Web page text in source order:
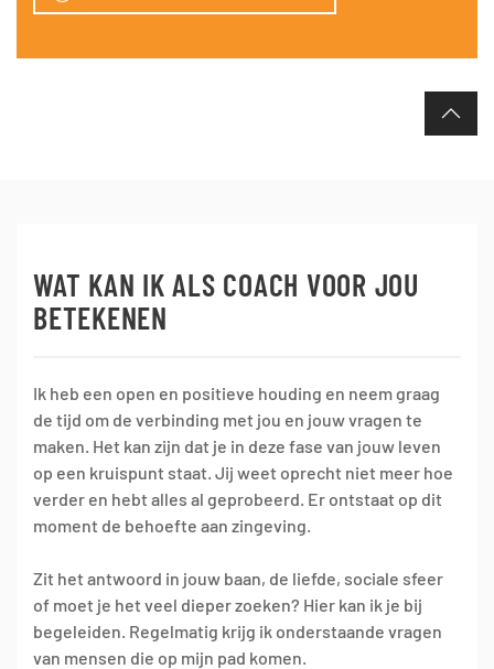
WAT KAN IK ALS COACH VOOR JOU
BETEKENEN
Ik heb een open en positieve houding en neem graag
de tijd om de verbinding met jou en jouw vragen te
maken. Het kan zijn dat je in deze fase van jouw leven
op een kruispunt staat. Jij weet oprecht niet meer hoe
verder en hebt alles al geprobeerd. Er ontstaat op dit
moment de behoefte aan zingeving.
Zit het antwoord in jouw baan, de liefde, sociale sfeer
of moet je het veel dieper zoeken? Hier kan ik je bij
begeleiden. Regelmatig krijg ik onderstaande vragen
van mensen die op mijn pad komen.